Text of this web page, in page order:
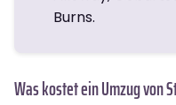
Burns.
Was kostet ein Umzug von